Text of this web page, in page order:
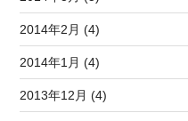
2014年2月 (4)
2014年1月 (4)
2013年12月 (4)